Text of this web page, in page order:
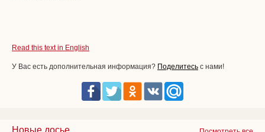
Read this text in English
У Вас есть дополнительная информация? Поделитесь с нами!
Новые досье